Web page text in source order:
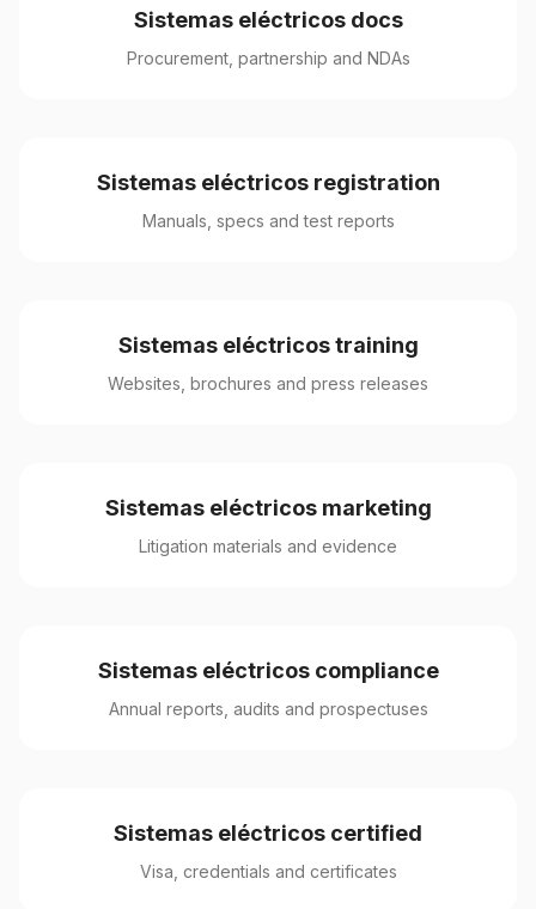
Sistemas eléctricos docs
Procurement, partnership and NDAs
Sistemas eléctricos registration
Manuals, specs and test reports
Sistemas eléctricos training
Websites, brochures and press releases
Sistemas eléctricos marketing
Litigation materials and evidence
Sistemas eléctricos compliance
Annual reports, audits and prospectuses
Sistemas eléctricos certified
Visa, credentials and certificates